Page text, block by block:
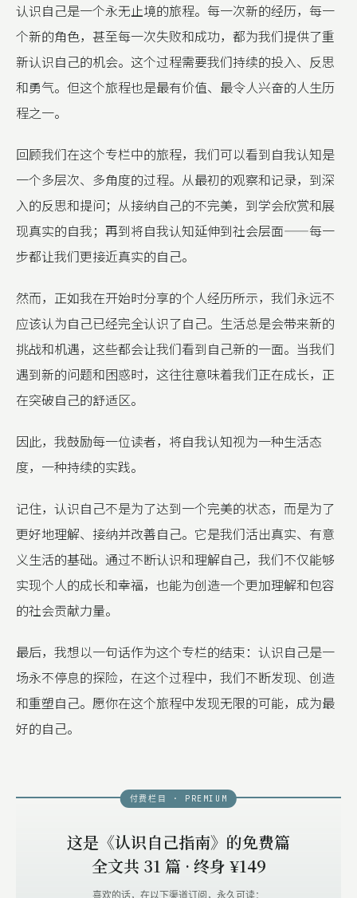
认识自己是一个永无止境的旅程。每一次新的经历，每一
个新的角色，甚至每一次失败和成功，都为我们提供了重
新认识自己的机会。这个过程需要我们持续的投入、反思
和勇气。但这个旅程也是最有价值、最令人兴奋的人生历
程之一。
回顾我们在这个专栏中的旅程，我们可以看到自我认知是
一个多层次、多角度的过程。从最初的观察和记录，到深
入的反思和提问；从接纳自己的不完美，到学会欣赏和展
现真实的自我；再到将自我认知延伸到社会层面——每一
步都让我们更接近真实的自己。
然而，正如我在开始时分享的个人经历所示，我们永远不
应该认为自己已经完全认识了自己。生活总是会带来新的
挑战和机遇，这些都会让我们看到自己新的一面。当我们
遇到新的问题和困惑时，这往往意味着我们正在成长，正
在突破自己的舒适区。
因此，我鼓励每一位读者，将自我认知视为一种生活态
度，一种持续的实践。
记住，认识自己不是为了达到一个完美的状态，而是为了
更好地理解、接纳并改善自己。它是我们活出真实、有意
义生活的基础。通过不断认识和理解自己，我们不仅能够
实现个人的成长和幸福，也能为创造一个更加理解和包容
的社会贡献力量。
最后，我想以一句话作为这个专栏的结束：认识自己是一
场永不停息的探险，在这个过程中，我们不断发现、创造
和重塑自己。愿你在这个旅程中发现无限的可能，成为最
好的自己。
付费栏目 · PREMIUM
这是《认识自己指南》的免费篇
全文共 31 篇 · 终身 ¥149